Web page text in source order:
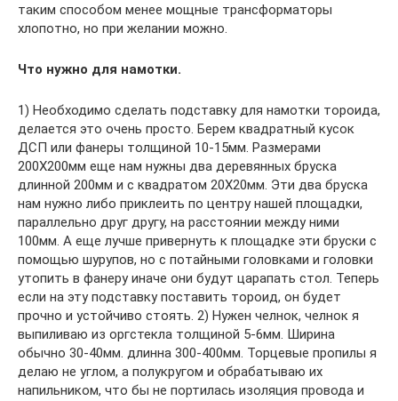
таким способом менее мощные трансформаторы
хлопотно, но при желании можно.
Что нужно для намотки.
1) Необходимо сделать подставку для намотки тороида,
делается это очень просто. Берем квадратный кусок
ДСП или фанеры толщиной 10-15мм. Размерами
200Х200мм еще нам нужны два деревянных бруска
длинной 200мм и с квадратом 20Х20мм. Эти два бруска
нам нужно либо приклеить по центру нашей площадки,
параллельно друг другу, на расстоянии между ними
100мм. А еще лучше привернуть к площадке эти бруски с
помощью шурупов, но с потайными головками и головки
утопить в фанеру иначе они будут царапать стол. Теперь
если на эту подставку поставить тороид, он будет
прочно и устойчиво стоять. 2) Нужен челнок, челнок я
выпиливаю из оргстекла толщиной 5-6мм. Ширина
обычно 30-40мм. длинна 300-400мм. Торцевые пропилы я
делаю не углом, а полукругом и обрабатываю их
напильником, что бы не портилась изоляция провода и